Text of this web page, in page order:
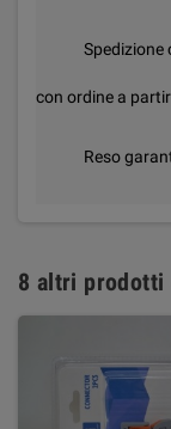
Spedizione
con ordine a
Reso
8 altri prodotti